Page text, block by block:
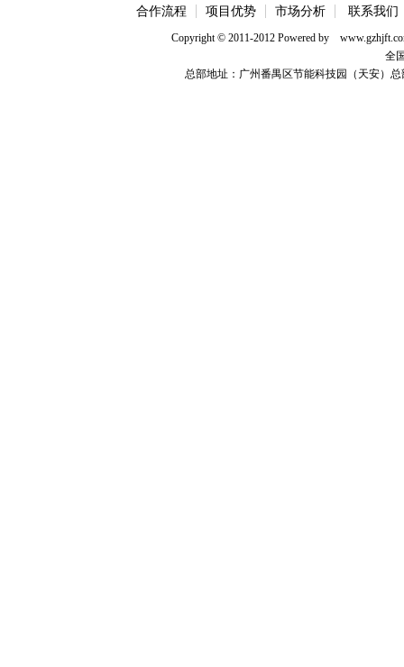
合作流程 项目优势 市场分析 联系我们
Copyright © 2011-2012 Powered by
全
总部地址：广州番禺区节能科技园（天安）